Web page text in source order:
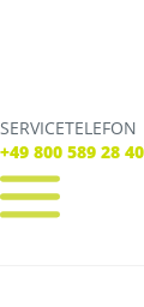
SERVICETELEFON
+49 800 589 28 40
SERVICE TELEFON
+49 800 589 28 40